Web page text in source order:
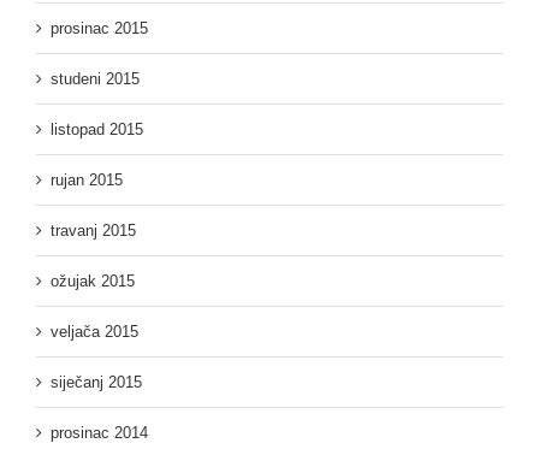
prosinac 2015
studeni 2015
listopad 2015
rujan 2015
travanj 2015
ožujak 2015
veljača 2015
siječanj 2015
prosinac 2014